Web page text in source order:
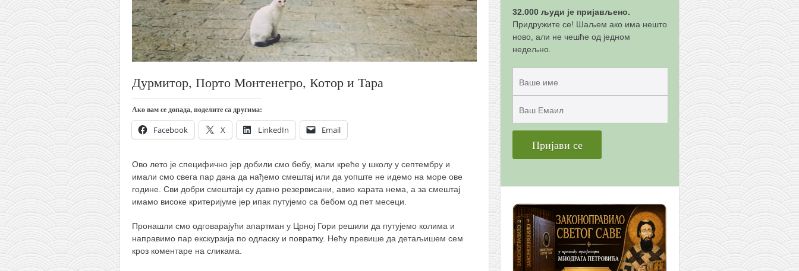
најновије на блогу
моје белешке
историја каратеа
бубиши
карате
кихон
наиханчи
кушанку
пасаи
темашивари
кобудо
нунчаку
Дурмитор, Порто Монтенегро, Котор и Тара
Ако вам се допада, поделите са другима:
Facebook X LinkedIn Email
Ово лето је специфично јер добили смо бебу, мали креће у школу у септембру и
имали смо свега пар дана да нађемо смештај или да уопште не идемо на море ове
године. Сви добри смештаји су давно резервисани, авио карата нема, а за смештај
имамо високе критеријуме јер ипак путујемо са бебом од пет месеци.
Пронашли смо одговарајући апартман у Црној Гори решили да путујемо колима и
направимо пар екскурзија по одласку и повратку. Нећу превише да детаљишем сем
кроз коментаре на сликама.
32.000 људи је пријављено.
Придружите се! Шаљем ако има нешто
ново, али не чешће од једном
недељно.